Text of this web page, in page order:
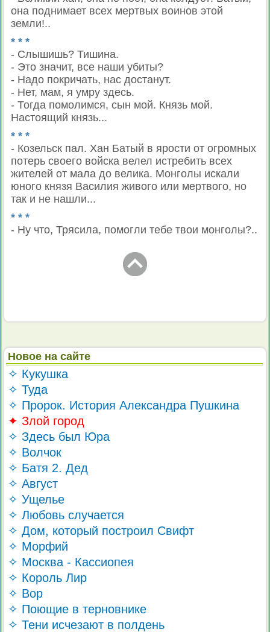
она поднимает всех мертвых воинов этой
земли!..
* * *
- Слышишь? Тишина.
- Это значит, все наши убиты?
- Надо покричать, нас достанут.
- Нет, мам, я умру здесь.
- Тогда помолимся, сын мой. Князь мой.
Настоящий князь...
* * *
- Козельск пал. Хан Батый в ярости от огромных
потерь своего войска велел истребить всех
жителей от мала до велика. Монголы искали
юного князя Василия живого или мертвого, но
так и не нашли...
* * *
- Ну что, Трясила, помогли тебе твои монголы?..
Новое на сайте
✧ Кукушка
✧ Туда
✧ Пророк. История Александра Пушкина
✦ Злой город
✧ Здесь был Юра
✧ Волчок
✧ Батя 2. Дед
✧ Август
✧ Ущелье
✧ Любовь случается
✧ Дом, который построил Свифт
✧ Морфий
✧ Москва - Кассиопея
✧ Король Лир
✧ Вор
✧ Поющие в терновнике
✧ Тени исчезают в полдень